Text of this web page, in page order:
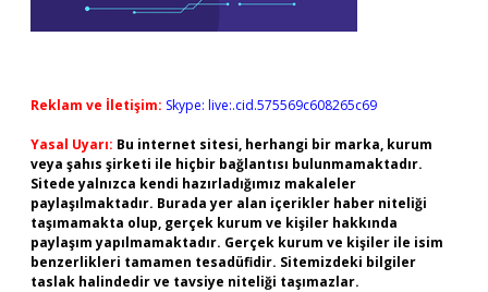
Reklam ve İletişim: Skype: live:.cid.575569c608265c69
Yasal Uyarı: Bu internet sitesi, herhangi bir marka, kurum
veya şahıs şirketi ile hiçbir bağlantısı bulunmamaktadır.
Sitede yalnızca kendi hazırladığımız makaleler
paylaşılmaktadır. Burada yer alan içerikler haber niteliği
taşımamakta olup, gerçek kurum ve kişiler hakkında
paylaşım yapılmamaktadır. Gerçek kurum ve kişiler ile isim
benzerlikleri tamamen tesadüfidir. Sitemizdeki bilgiler
taslak halindedir ve tavsiye niteliği taşımazlar.